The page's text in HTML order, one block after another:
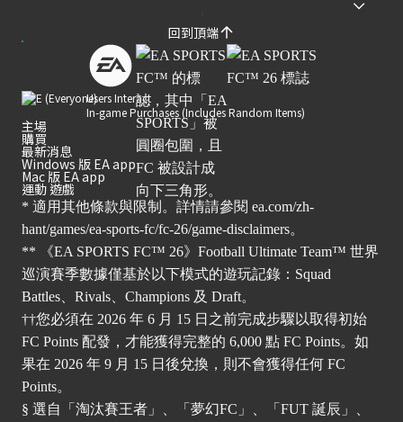
回到頂端
Users Interact
In-game Purchases (Includes Random Items)
主場
購買
最新消息
Windows 版 EA app
Mac 版 EA app
運動 遊戲
* 適用其他條款與限制。詳情請參閱 ea.com/zh-
hant/games/ea-sports-fc/fc-26/game-disclaimers。
** 《EA SPORTS FC™ 26》Football Ultimate Team™ 世界
巡演賽季數據僅基於以下模式的遊玩記錄：Squad
Battles、Rivals、Champions 及 Draft。
††您必須在 2026 年 6 月 15 日之前完成步驟以取得初始
FC Points 配發，才能獲得完整的 6,000 點 FC Points。如
果在 2026 年 9 月 15 日後兌換，則不會獲得任何 FC
Points。
§ 選自「淘汰賽王者」、「夢幻FC」、「FUT 誕辰」、